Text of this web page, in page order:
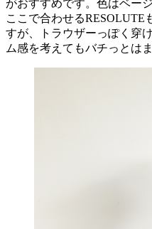
がおすすめです。色はベー
ここで合わせるRESOLUTE
すが、トラウザーっぽく穿
ム感を考えてもバチっとは